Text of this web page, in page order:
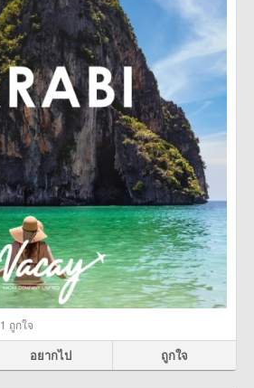
1 ถูกใจ
อยากไป ถูกใจ